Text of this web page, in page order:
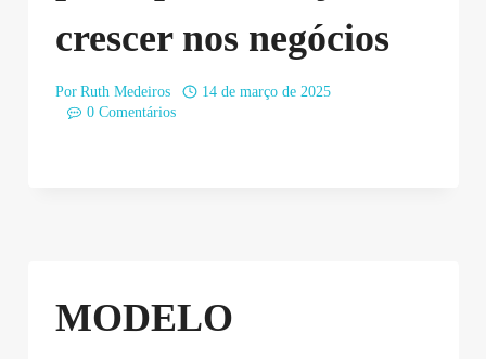
crescer nos negócios
Por Ruth Medeiros
14 de março de 2025
0 Comentários
MODELO